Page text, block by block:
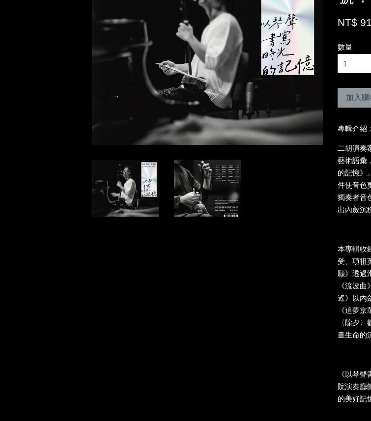
NT$
數量
加入
專輯介紹：
二胡演奏
藝術語彙
的記憶》
件使音色
獨奏者音
出內斂沉
本專輯收
受。項祖
願》透過
《流波
遙》以內
《追夢
〈除夕
畫生命的
《以琴
院演奏廳
的美好記